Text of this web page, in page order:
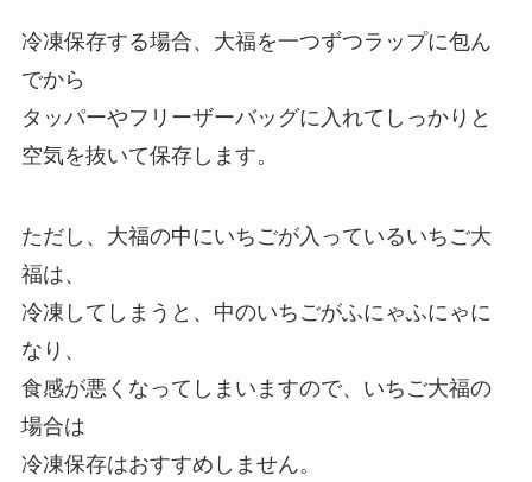
冷凍保存する場合、大福を一つずつラップに包ん
でから
タッパーやフリーザーバッグに入れてしっかりと
空気を抜いて保存します。
ただし、大福の中にいちごが入っているいちご大
福は、
冷凍してしまうと、中のいちごがふにゃふにゃに
なり、
食感が悪くなってしまいますので、いちご大福の
場合は
冷凍保存はおすすめしません。